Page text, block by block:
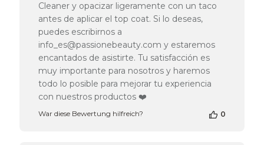
Cleaner y opacizar ligeramente con un taco
antes de aplicar el top coat. Si lo deseas,
puedes escribirnos a
info_es@passionebeauty.com y estaremos
encantados de asistirte. Tu satisfacción es
muy importante para nosotros y haremos
todo lo posible para mejorar tu experiencia
con nuestros productos ❤️
War diese Bewertung hilfreich? 0